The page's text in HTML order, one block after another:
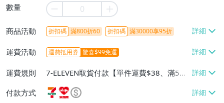
數量
商品活動 折扣碼 滿800折60 折扣碼 滿30000享95折
運費活動 運費抵用券 驚喜$99免運
運費規則
7-ELEVEN取貨付款【單件運費$38、滿5件
或消費滿$1298免運費】、7-ELEVEN取貨
不付款【免運費】、萊爾富取貨付款【單件
付款方式